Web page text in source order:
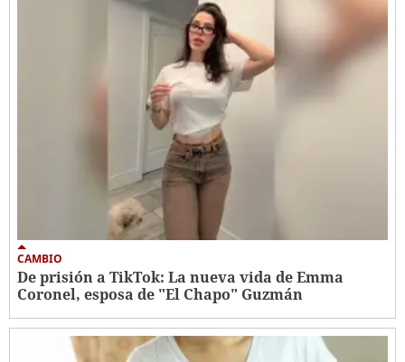
CAMBIO
De prisión a TikTok: La nueva vida de Emma
Coronel, esposa de "El Chapo" Guzmán